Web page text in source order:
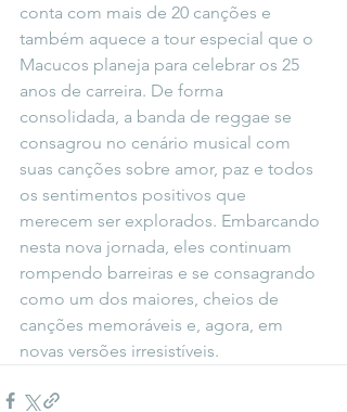
conta com mais de 20 canções e
também aquece a tour especial que o
Macucos planeja para celebrar os 25
anos de carreira. De forma
consolidada, a banda de reggae se
consagrou no cenário musical com
suas canções sobre amor, paz e todos
os sentimentos positivos que
merecem ser explorados. Embarcando
nesta nova jornada, eles continuam
rompendo barreiras e se consagrando
como um dos maiores, cheios de
canções memoráveis e, agora, em
novas versões irresistíveis.